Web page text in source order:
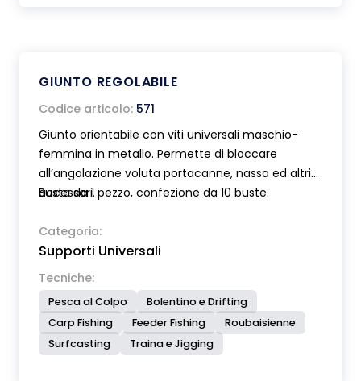
GIUNTO REGOLABILE
Codice articolo: 571
Giunto orientabile con viti universali maschio-
femmina in metallo. Permette di bloccare
all’angolazione voluta portacanne, nassa ed altri
accessori.
Busta da 1 pezzo, confezione da 10 buste.
Categoria:
Supporti Universali
Tecniche:
Pesca al Colpo
Bolentino e Drifting
Carp Fishing
Feeder Fishing
Roubaisienne
Surfcasting
Traina e Jigging